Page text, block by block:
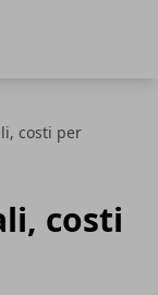
costi per
costi